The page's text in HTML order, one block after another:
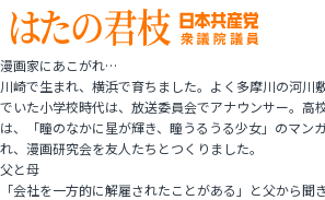
漫画家にあこがれ…
川崎で生まれ、横浜で育ちました。よく多摩川の河川
でいた小学校時代は、放送委員会でアナウンサー。高
は、「瞳のなかに星が輝き、瞳うるうる少女」のマン
れ、漫画研究会を友人たちとつくりました。
父と母
「会社を一方的に解雇されたことがある」と父から聞